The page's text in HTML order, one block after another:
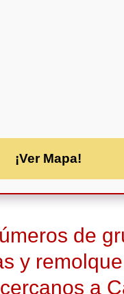
¡Ver Mapa!
de
y
a